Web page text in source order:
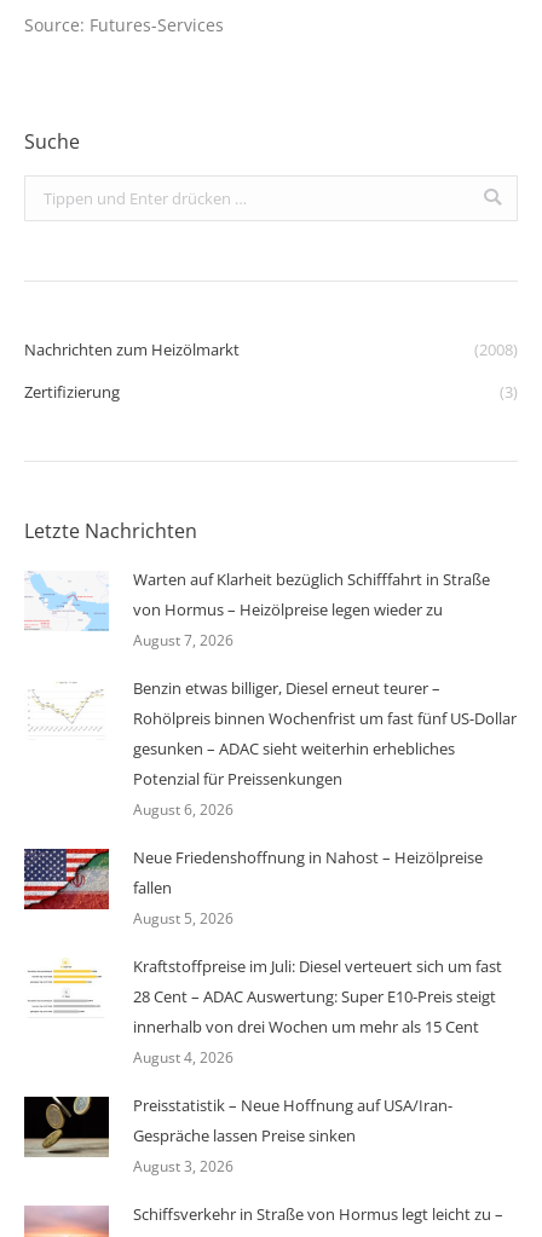
Source: Futures-Services
Suche
Search:
Nachrichten zum Heizölmarkt
(2008)
Zertifizierung
(3)
Letzte Nachrichten
Warten auf Klarheit bezüglich Schifffahrt in Straße
von Hormus – Heizölpreise legen wieder zu
August 7, 2026
Benzin etwas billiger, Diesel erneut teurer –
Rohölpreis binnen Wochenfrist um fast fünf US-Dollar
gesunken – ADAC sieht weiterhin erhebliches
Potenzial für Preissenkungen
August 6, 2026
Neue Friedenshoffnung in Nahost – Heizölpreise
fallen
August 5, 2026
Kraftstoffpreise im Juli: Diesel verteuert sich um fast
28 Cent – ADAC Auswertung: Super E10-Preis steigt
innerhalb von drei Wochen um mehr als 15 Cent
August 4, 2026
Preisstatistik – Neue Hoffnung auf USA/Iran-
Gespräche lassen Preise sinken
August 3, 2026
Schiffsverkehr in Straße von Hormus legt leicht zu –